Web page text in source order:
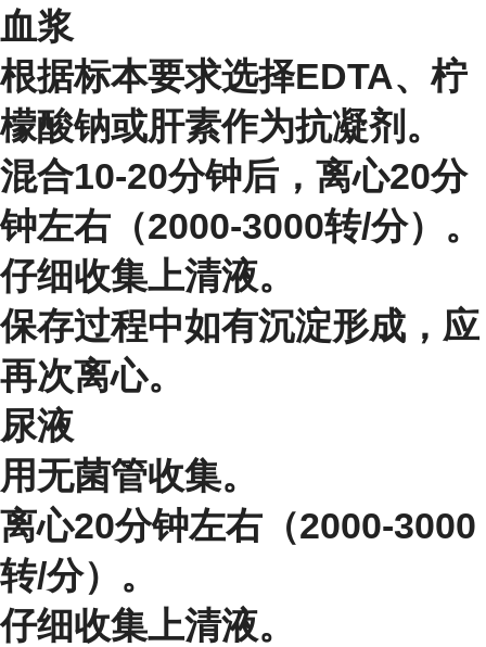
血浆
根据标本要求选择EDTA、柠
檬酸钠或肝素作为抗凝剂。
混合10-20分钟后，离心20分
钟左右（2000-3000转/分）。
仔细收集上清液。
保存过程中如有沉淀形成，应
再次离心。
尿液
用无菌管收集。
离心20分钟左右（2000-3000
转/分）。
仔细收集上清液。